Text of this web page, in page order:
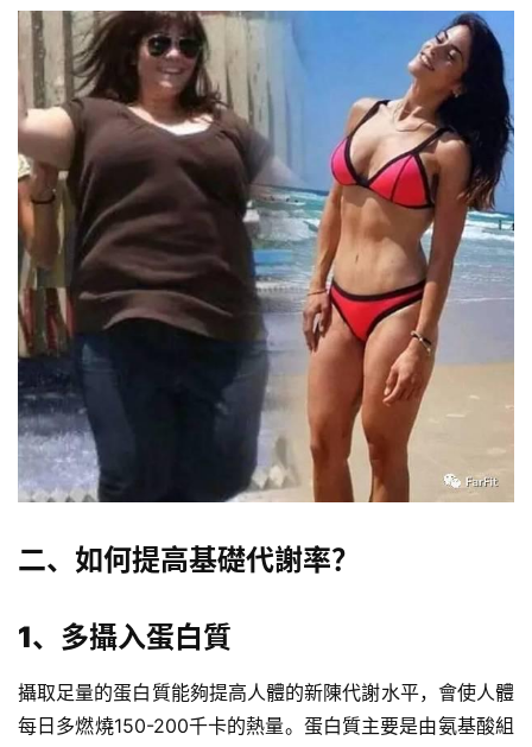
減
脂
計
劃
二、如何提高基礎代謝率？
1、多攝入蛋白質
攝取足量的蛋白質能夠提高人體的新陳代謝水平，會使人體
每日多燃燒150-200千卡的熱量。蛋白質主要是由氨基酸組